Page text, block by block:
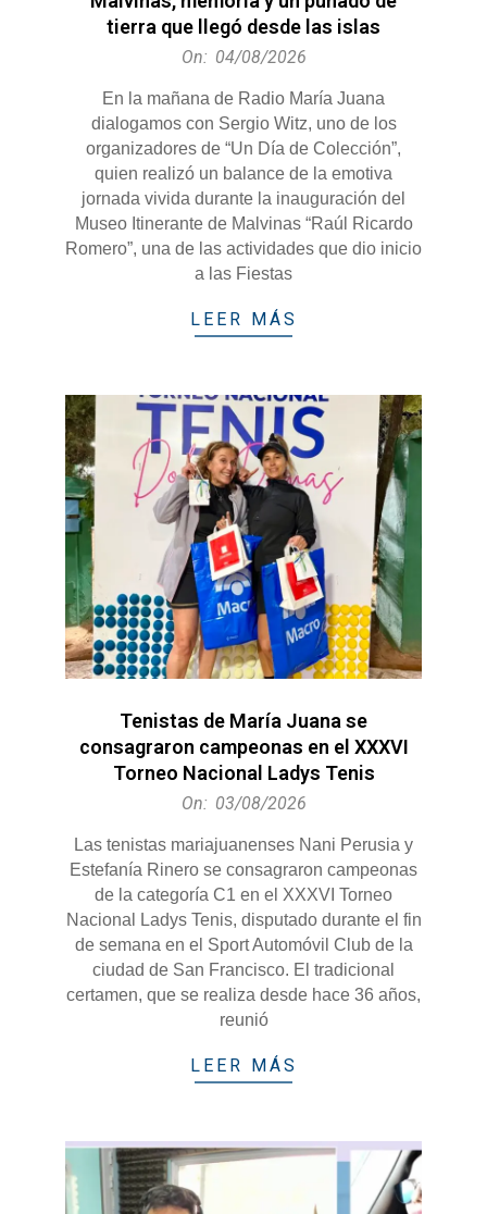
tierra que llegó desde las islas
On: 04/08/2026
En la mañana de Radio María Juana
dialogamos con Sergio Witz, uno de los
organizadores de “Un Día de Colección”,
quien realizó un balance de la emotiva
jornada vivida durante la inauguración del
Museo Itinerante de Malvinas “Raúl Ricardo
Romero”, una de las actividades que dio inicio
a las Fiestas
LEER MÁS
Tenistas de María Juana se
consagraron campeonas en el XXXVI
Torneo Nacional Ladys Tenis
03
On: 03/08/2026
Las tenistas mariajuanenses Nani Perusia y
Estefanía Rinero se consagraron campeonas
de la categoría C1 en el XXXVI Torneo
Nacional Ladys Tenis, disputado durante el fin
de semana en el Sport Automóvil Club de la
ciudad de San Francisco. El tradicional
certamen, que se realiza desde hace 36 años,
reunió
LEER MÁS